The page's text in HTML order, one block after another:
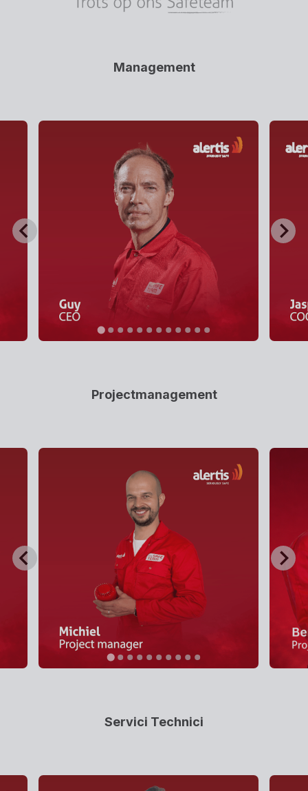
Management
Projectmanagement
Servici Technici